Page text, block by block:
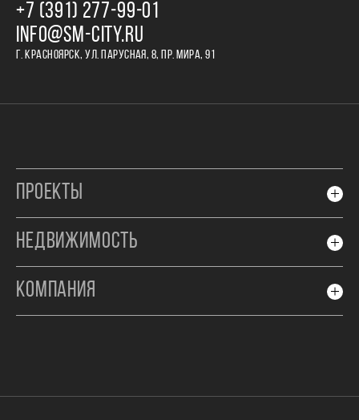
+7 (391) 277‒99‒01
INFO@SM-CITY.RU
Г. КРАСНОЯРСК, УЛ. ПАРУСНАЯ, 8, ПР. МИРА, 91
ПРОЕКТЫ
НЕДВИЖИМОСТЬ
КОМПАНИЯ